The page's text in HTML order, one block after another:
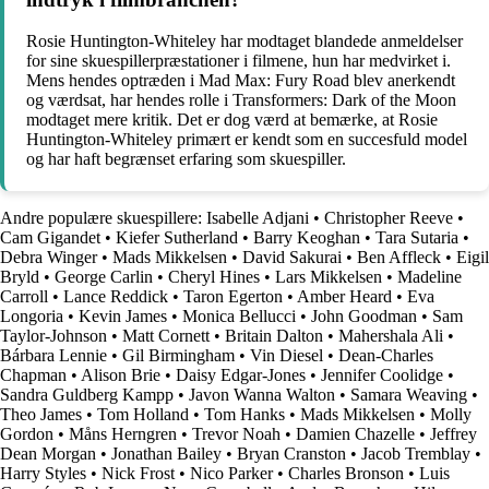
Rosie Huntington-Whiteley har modtaget blandede anmeldelser
for sine skuespillerpræstationer i filmene, hun har medvirket i.
Mens hendes optræden i Mad Max: Fury Road blev anerkendt
og værdsat, har hendes rolle i Transformers: Dark of the Moon
modtaget mere kritik. Det er dog værd at bemærke, at Rosie
Huntington-Whiteley primært er kendt som en succesfuld model
og har haft begrænset erfaring som skuespiller.
Andre populære skuespillere: Isabelle Adjani • Christopher Reeve •
Cam Gigandet • Kiefer Sutherland • Barry Keoghan • Tara Sutaria •
Debra Winger• Mads Mikkelsen • David Sakurai • Ben Affleck • Eigil
Bryld • George Carlin • Cheryl Hines • Lars Mikkelsen • Madeline
Carroll • Lance Reddick • Taron Egerton • Amber Heard • Eva
Longoria • Kevin James • Monica Bellucci • John Goodman • Sam
Taylor-Johnson • Matt Cornett • Britain Dalton • Mahershala Ali •
Bárbara Lennie • Gil Birmingham • Vin Diesel • Dean-Charles
Chapman • Alison Brie • Daisy Edgar-Jones • Jennifer Coolidge •
Sandra Guldberg Kampp • Javon Wanna Walton • Samara Weaving •
Theo James • Tom Holland • Tom Hanks • Mads Mikkelsen • Molly
Gordon • Måns Herngren • Trevor Noah • Damien Chazelle • Jeffrey
Dean Morgan • Jonathan Bailey • Bryan Cranston • Jacob Tremblay •
Harry Styles • Nick Frost • Nico Parker• Charles Bronson • Luis